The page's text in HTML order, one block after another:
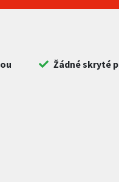
Žádné skryté